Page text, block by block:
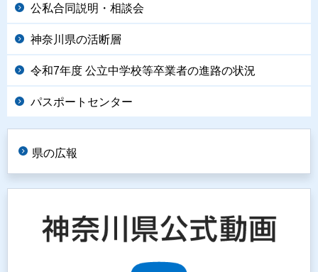
公私合同説明・相談会
神奈川県の活断層
令和7年度 公立中学校等卒業者の進路の状況
パスポートセンター
県の広報